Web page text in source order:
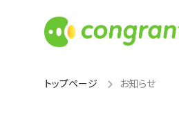
トップページ お知らせ